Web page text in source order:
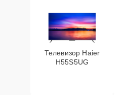
Телевизор Haier
H55S5UG